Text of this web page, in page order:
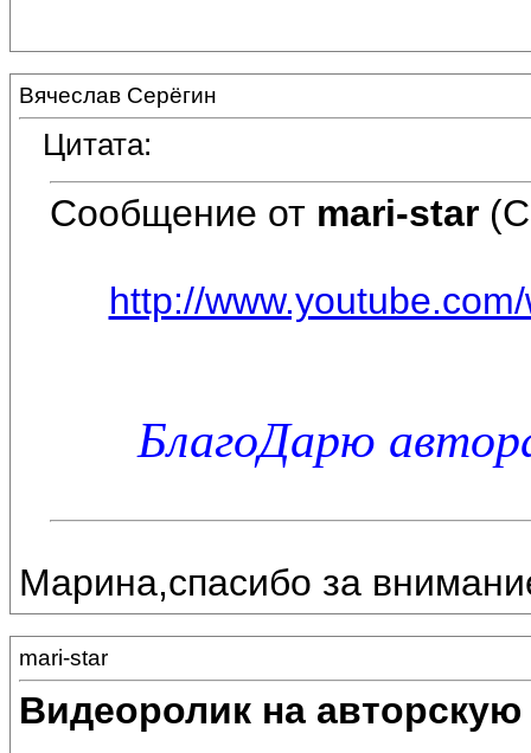
Вячеслав Серёгин
Цитата:
Сообщение от mari-star
http://
БлагоДарю
Марина,спасибо за
mari-star
Видеоролик на